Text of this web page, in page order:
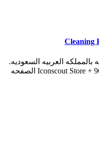
Cleaning
العربيه السعوديه.
Iconscout Store + 966 54 002 7591 sales@cleantechsaudi الصفحه